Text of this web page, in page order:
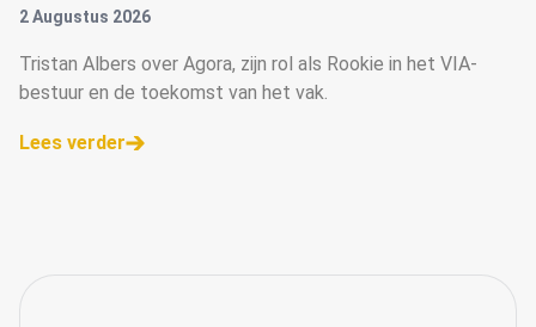
ZICH HET SNELST AANPAST'
2 Augustus 2026
Tristan Albers over Agora, zijn rol als Rookie in het VIA-
bestuur en de toekomst van het vak.
Lees verder